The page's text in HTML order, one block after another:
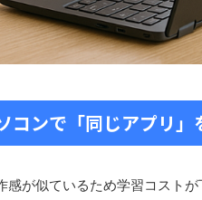
ンで「同じアプリ」
が似ているため学習コスト